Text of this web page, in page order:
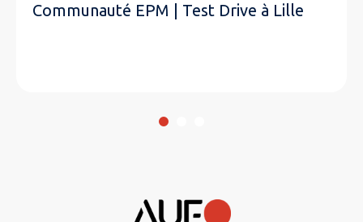
Communauté EPM | Test Drive à Lille